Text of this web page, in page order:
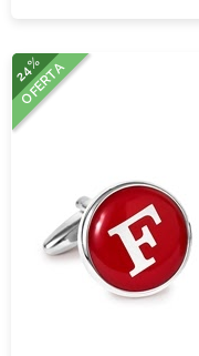
24%
OFERTA